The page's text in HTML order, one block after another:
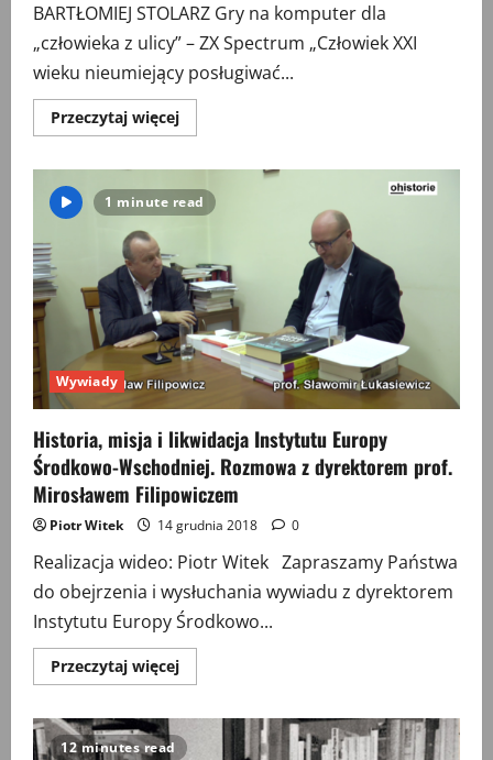
BARTŁOMIEJ STOLARZ Gry na komputer dla
„człowieka z ulicy” – ZX Spectrum „Człowiek XXI
wieku nieumiejący posługiwać...
Przeczytaj więcejPrzeczytaj
więcej
komputer
dla
–
ZX
Spectrum
1 minute read
Wywiady
Historia, misja i likwidacja Instytutu Europy
Środkowo-Wschodniej. Rozmowa z dyrektorem prof.
Mirosławem Filipowiczem
Piotr Witek 14 grudnia 2018 0
Realizacja wideo: Piotr Witek Zapraszamy Państwa
do obejrzenia i wysłuchania wywiadu z dyrektorem
Instytutu Europy Środkowo...
Przeczytaj więcejPrzeczytaj
więcej
i
12 minutes read